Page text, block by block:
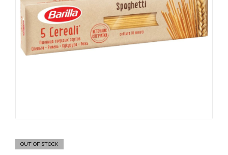
OUT OF STOCK